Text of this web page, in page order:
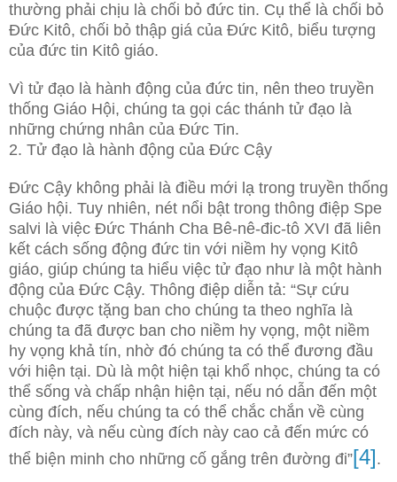
thường phải chịu là chối bỏ đức tin. Cụ thể là chối bỏ
Đức Kitô, chối bỏ thập giá của Đức Kitô, biểu tượng
của đức tin Kitô giáo.
Vì tử đạo là hành động của đức tin, nên theo truyền
thống Giáo Hội, chúng ta gọi các thánh tử đạo là
những chứng nhân của Đức Tin.
2. Tử đạo là hành động của Đức Cậy
Đức Cậy không phải là điều mới lạ trong truyền thống
Giáo hội. Tuy nhiên, nét nổi bật trong thông điệp Spe
salvi là việc Đức Thánh Cha Bê-nê-đic-tô XVI đã liên
kết cách sống động đức tin với niềm hy vọng Kitô
giáo, giúp chúng ta hiểu việc tử đạo như là một hành
động của Đức Cậy. Thông điệp diễn tả: “Sự cứu
chuộc được tặng ban cho chúng ta theo nghĩa là
chúng ta đã được ban cho niềm hy vọng, một niềm
hy vọng khả tín, nhờ đó chúng ta có thể đương đầu
với hiện tại. Dù là một hiện tại khổ nhọc, chúng ta có
thể sống và chấp nhận hiện tại, nếu nó dẫn đến một
cùng đích, nếu chúng ta có thể chắc chắn về cùng
đích này, và nếu cùng đích này cao cả đến mức có
thể biện minh cho những cố gắng trên đường đi”[4].